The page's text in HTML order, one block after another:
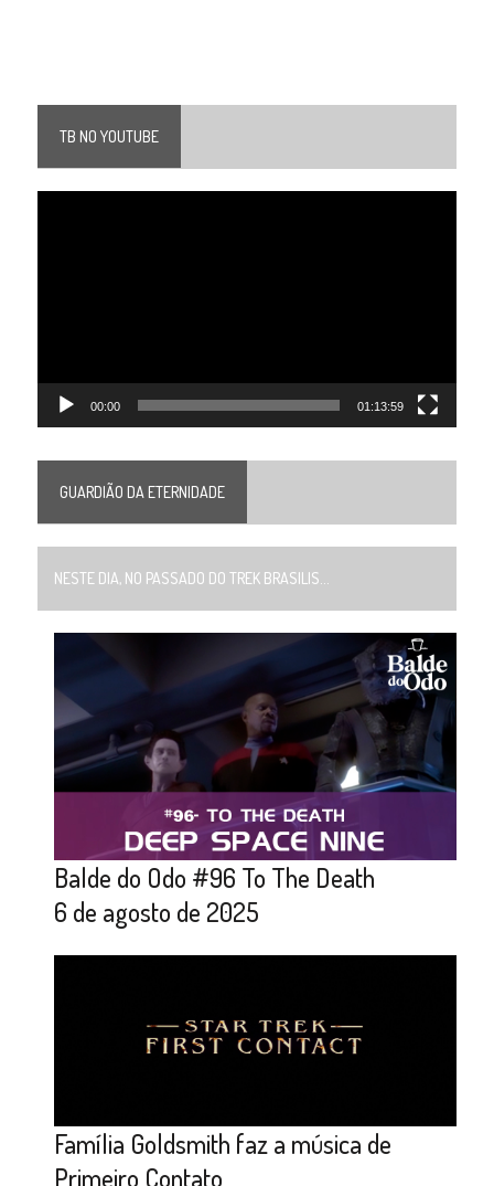
TB NO YOUTUBE
00:00 01:13:59
GUARDIÃO DA ETERNIDADE
NESTE DIA, NO PASSADO DO TREK BRASILIS...
Balde do Odo #96 To The Death
6 de agosto de 2025
Família Goldsmith faz a música de
Primeiro Contato